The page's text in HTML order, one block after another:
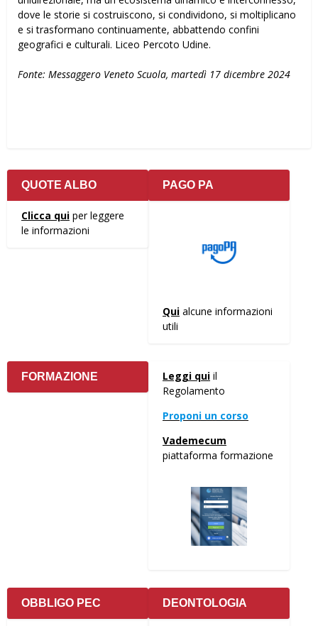
dove le storie si costruiscono, si condividono, si moltiplicano
e si trasformano continuamente, abbattendo confini
geografici e culturali. Liceo Percoto Udine.
Fonte: Messaggero Veneto Scuola, martedì 17 dicembre 2024
QUOTE ALBO
Clicca qui per leggere
le informazioni
PAGO PA
Qui alcune informazioni
utili
FORMAZIONE Leggi qui il
Regolamento
Proponi un corso
Vademecum
piattaforma formazione
OBBLIGO PEC DEONTOLOGIA